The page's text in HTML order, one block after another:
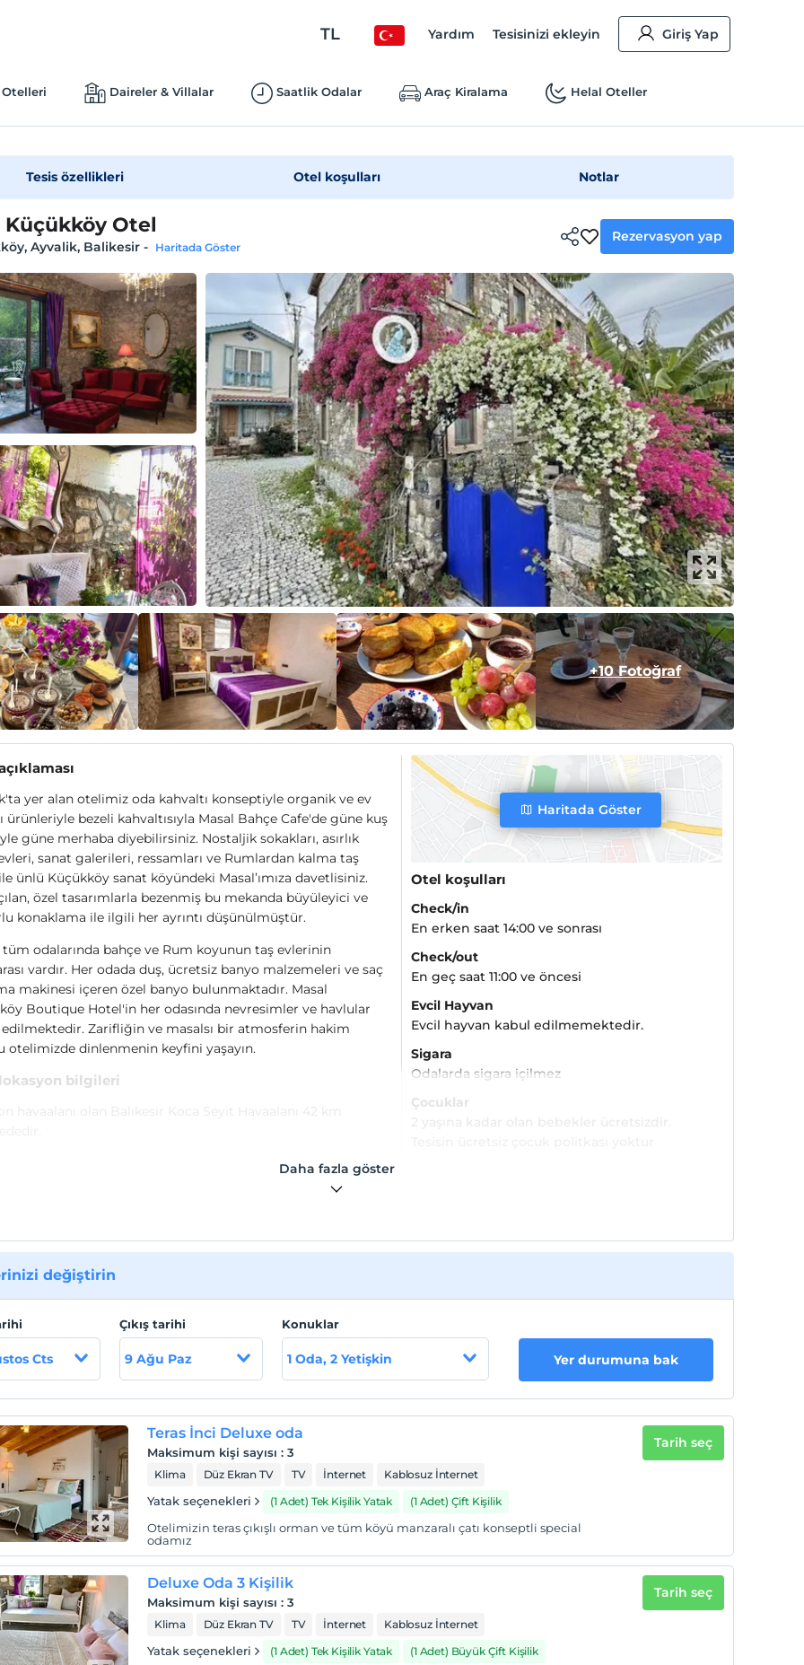
TL Yardım Tesisinizi ekleyin Giriş Yap
Daireler & Villalar Saatlik Odalar Araç Kiralama Helal Oteller
Tesis özellikleri Otel koşulları Notlar
Küçükköy Otel
Ayvalik, Balikesir- Haritada Göster
Rezervasyon yap
+10 Fotoğraf
yer alan otelimiz oda kahvaltı konseptiyle organik ve ev
ürünleriyle bezeli kahvaltısıyla Masal Bahçe Cafe'de güne kuş
güne merhaba diyebilirsiniz. Nostaljik sokakları, asırlık
sanat galerileri, ressamları ve Rumlardan kalma taş
ünlü Küçükköy sanat köyündeki Masal’ımıza davetlisiniz.
özel tasarımlarla bezenmiş bu mekanda büyüleyici ve
konaklama ile ilgili her ayrıntı düşünülmüştür.
odalarında bahçe ve Rum koyunun taş evlerinin
vardır. Her odada duş, ücretsiz banyo malzemeleri ve saç
makinesi içeren özel banyo bulunmaktadır. Masal
Boutique Hotel'in her odasında nevresimler ve havlular
Zarifliğin ve masalsı bir atmosferin hakim
otelimizde dinlenmenin keyfini yaşayın.
bilgileri
havaalanı olan Balıkesir Koca Seyit Havaalanı 42 km
Haritada Göster
Otel koşulları
Check/in
En erken saat 14:00 ve sonrası
Check/out
En geç saat 11:00 ve öncesi
Evcil Hayvan
Evcil hayvan kabul edilmemektedir.
Sigara
Odalarda sigara içilmez
Çocuklar
2 yaşına kadar olan bebekler ücretsizdir.
Daha fazla göster
değiştirin
Cts
Çıkış tarihi
9 Ağu Paz
Konuklar
1 Oda, 2 Yetişkin Yer durumuna bak
Teras İnci Deluxe oda
Maksimum kişi sayısı :3
Klima Düz Ekran TV TV İnternet Kablosuz İnternet
Yatak seçenekleri (1 Adet) Tek Kişilik Yatak (1 Adet) Çift Kişilik
Otelimizin teras çıkışlı orman ve tüm köyü manzaralı çatı konseptli special
odamız
Tarih seç
Deluxe Oda 3 Kişilik
Maksimum kişi sayısı :3
Klima Düz Ekran TV TV İnternet Kablosuz İnternet
Yatak seçenekleri (1 Adet) Tek Kişilik Yatak (1 Adet) Büyük Çift Kişilik
Tarih seç